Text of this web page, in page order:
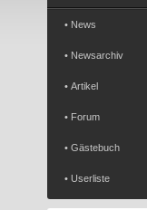
• News
• Newsarchiv
• Artikel
• Forum
• Gästebuch
• Userliste